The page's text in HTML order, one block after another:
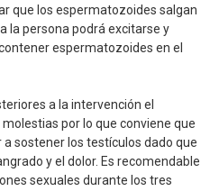
que los espermatozoides salgan
la persona podrá excitarse y
espermatozoides en el
a la intervención el
por lo que conviene que
sostener los testículos dado que
y el dolor. Es recomendable
sexuales durante los tres